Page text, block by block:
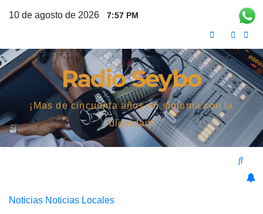
10 de agosto de 2026 7:57 PM
Radio Seybo
¡Mas de cincuenta años en sintonía con la
dignidad!
Noticias Noticias Locales